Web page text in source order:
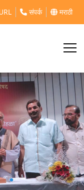
संपर्क मराठी